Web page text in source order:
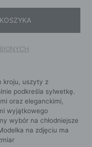
kroju, uszyty z
podkreśla sylwetkę.
oraz eleganckimi,
wyjątkowego
wybór na chłodniejsze
na zdjęciu ma